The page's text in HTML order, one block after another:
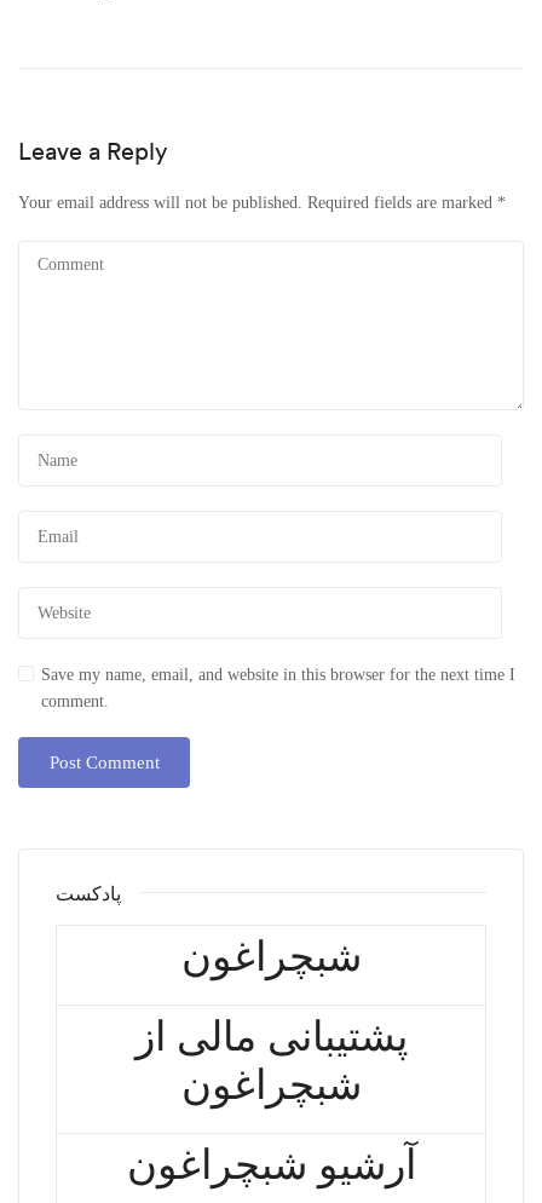
Leave a Reply
Your email address will not be published. Required fields are marked *
Save my name, email, and website in this browser for the next time I
comment.
پادکست
شبچراغون
پشتیبانی مالی از
شبچراغون
آرشیو شبچراغون